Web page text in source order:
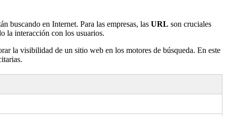
buscando en Internet. Para las empresas, las URL son cruciales
la interacción con los usuarios.
la visibilidad de un sitio web en los motores de búsqueda. En este